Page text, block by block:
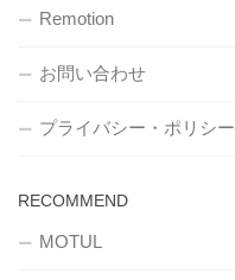
Remotion
お問い合わせ
プライバシー・ポリシー
RECOMMEND
MOTUL